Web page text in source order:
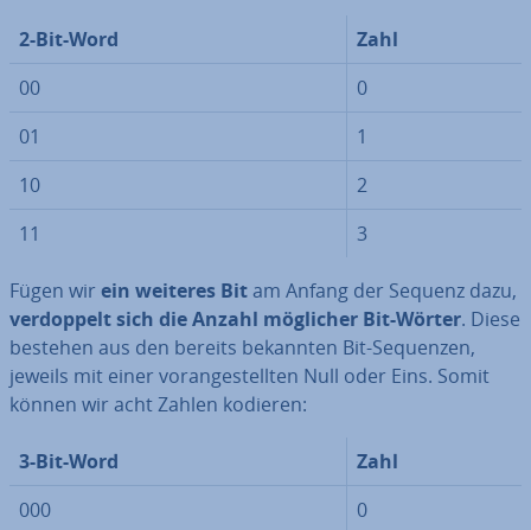
2-Bit-Word
Zahl
00
0
01
1
10
2
11
3
Fügen wir ein weiteres Bitam Anfang der Sequenz dazu,
ver­dop­pelt sich die Anzahl möglicher Bit-Wörter. Diese
bestehen aus den bereits bekannten Bit-Sequenzen,
jeweils mit einer vor­an­ge­stell­ten Null oder Eins. Somit
können wir acht Zahlen kodieren:
3-Bit-Word
Zahl
000
0